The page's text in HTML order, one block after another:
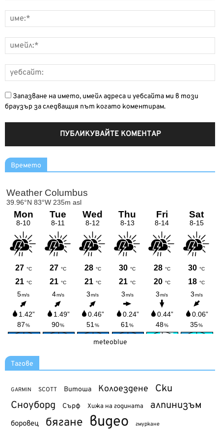
Запазване на името, имейл адреса и уебсайта ми в този
браузър за следващия път когато коментирам.
Времето
meteoblue
Тагове
GARMIN SCOTT Витоша Колоездене Ски
Сноуборд Сърф Хижа на годината алпинизъм
боровец бягане видео гмуркане